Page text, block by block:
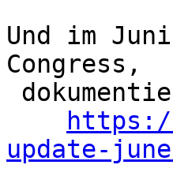
Und im
Congress,
update-